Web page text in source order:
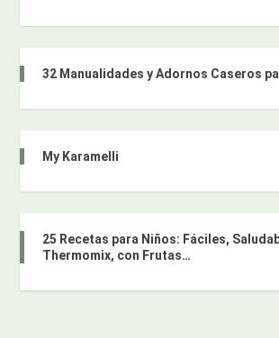
32 Manualidades y Adornos Caseros
My Karamelli
25 Recetas para Niños: Fáciles,
Thermomix, con Frutas…